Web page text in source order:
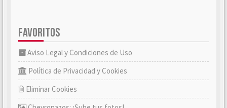
FAVORITOS
Aviso Legal y Condiciones de Uso
Política de Privacidad y Cookies
Eliminar Cookies